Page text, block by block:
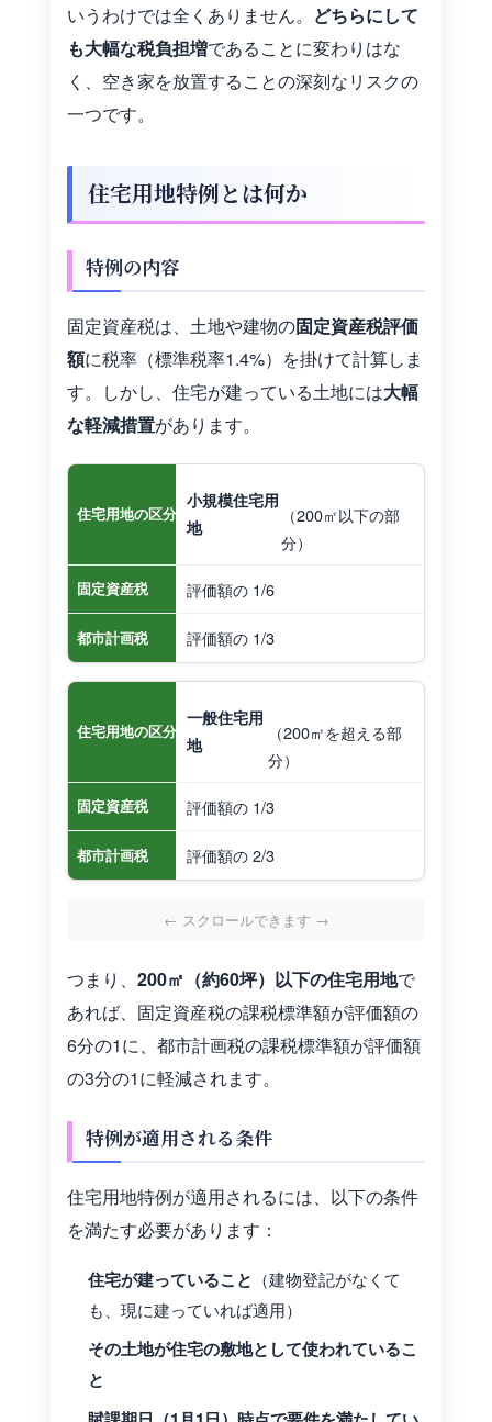
いうわけでは全くありません。 どちらにして
も大幅な税負担増であることに変わりはな
く、空き家を放置することの深刻なリスクの
一つです。
住宅用地特例とは何か
特例の内容
固定資産税は、土地や建物の固定資産税評価
額に税率（標準税率1.4%）を掛けて計算しま
す。しかし、住宅が建っている土地には大幅
な軽減措置があります。
住宅用地の区分
小規模住宅用
地
（200㎡以下の部
分）
固定資産税 評価額の 1/6
都市計画税 評価額の 1/3
住宅用地の区分
一般住宅用
地
（200㎡を超える部
分）
固定資産税 評価額の 1/3
都市計画税 評価額の 2/3
つまり、 200㎡（約60坪）以下の住宅用地で
あれば、固定資産税の課税標準額が評価額の
6分の1に、都市計画税の課税標準額が評価額
の3分の1に軽減されます。
特例が適用される条件
住宅用地特例が適用されるには、以下の条件
を満たす必要があります：
住宅が建っていること （建物登記がなくて
も、現に建っていれば適用）
その土地が住宅の敷地として使われているこ
と